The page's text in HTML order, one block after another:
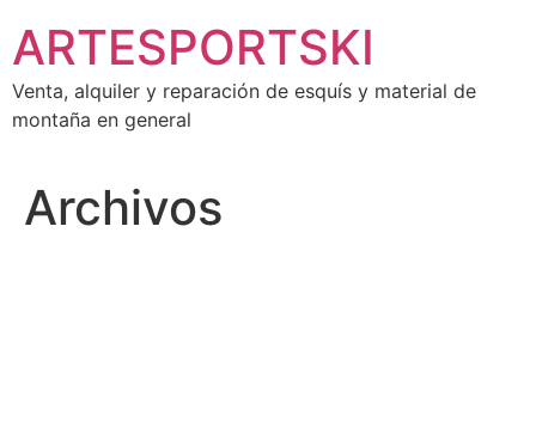
contenido
ARTESPORTSKI
Venta, alquiler y reparación de esquís y material de
montaña en general
Archivos